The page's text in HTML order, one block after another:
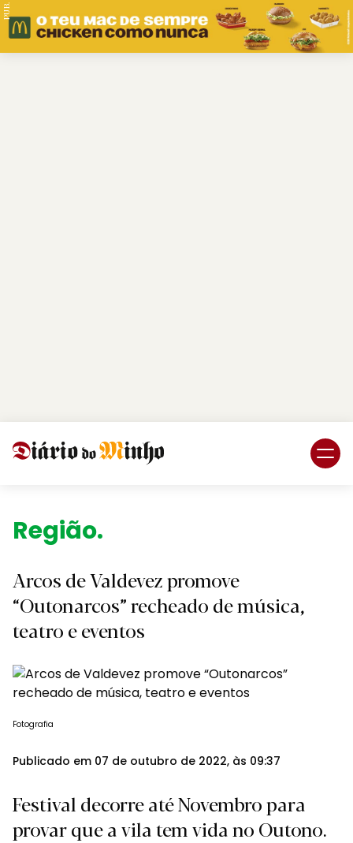
PUB.
Região.
Arcos de Valdevez promove
“Outonarcos” recheado de música,
teatro e eventos
Fotografia
Publicado em 07 de outubro de 2022, às 09:37
Festival decorre até Novembro para
provar que a vila tem vida no Outono.